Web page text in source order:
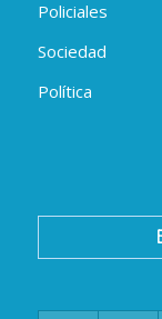
Policiales
Sociedad
Política